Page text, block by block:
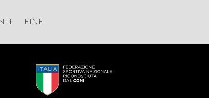
FINE